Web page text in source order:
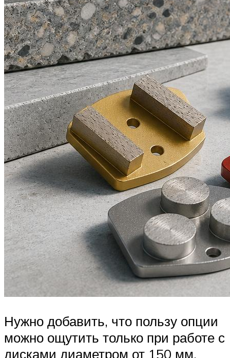
Нужно добавить, что пользу опции
можно ощутить только при работе с
дисками диаметром от 150 мм.